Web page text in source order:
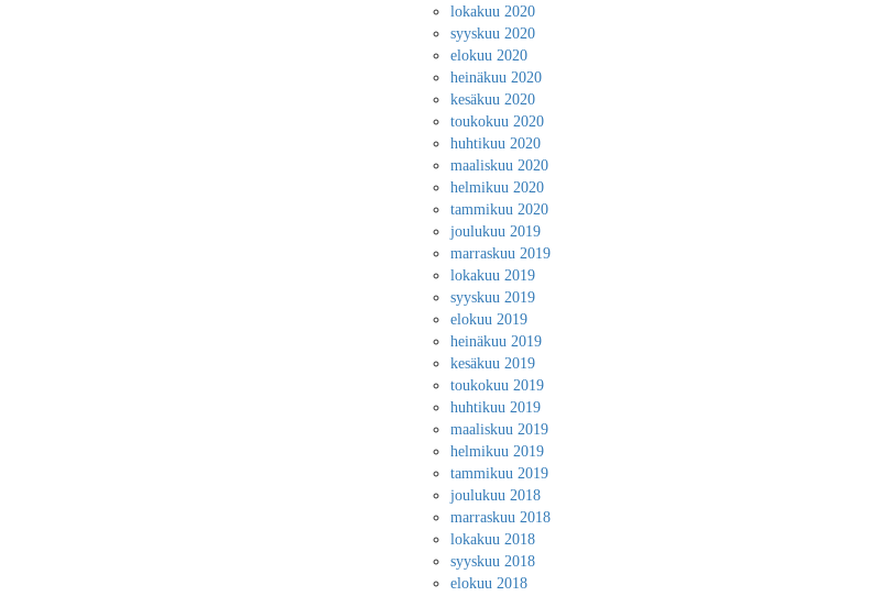
lokakuu 2020
syyskuu 2020
elokuu 2020
heinäkuu 2020
kesäkuu 2020
toukokuu 2020
huhtikuu 2020
maaliskuu 2020
helmikuu 2020
tammikuu 2020
joulukuu 2019
marraskuu 2019
lokakuu 2019
syyskuu 2019
elokuu 2019
heinäkuu 2019
kesäkuu 2019
toukokuu 2019
huhtikuu 2019
maaliskuu 2019
helmikuu 2019
tammikuu 2019
joulukuu 2018
marraskuu 2018
lokakuu 2018
syyskuu 2018
elokuu 2018